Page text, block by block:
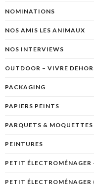
NOMINATIONS
NOS AMIS LES ANIMAUX
NOS INTERVIEWS
OUTDOOR – VIVRE
PACKAGING
PAPIERS PEINTS
PARQUETS & MOQUETTES
PEINTURES
PETIT ÉLECTROMÉNAGER
PETIT ÉLECTROMÉNAGER